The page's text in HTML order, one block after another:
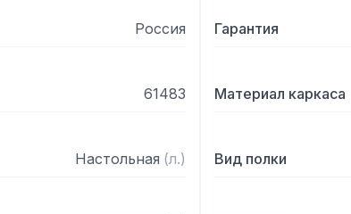
Россия Гарантия
61483 Материал каркаса
Настольная (л.) Вид полки